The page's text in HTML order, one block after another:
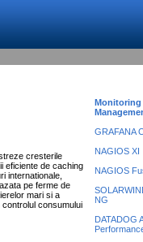
cresterile
eficiente de caching
internationale,
pe ferme de
mari si a
consumului
Monitoring
GRAFANA
NAGIOS XI
NAGIOS
NG
DATADOG